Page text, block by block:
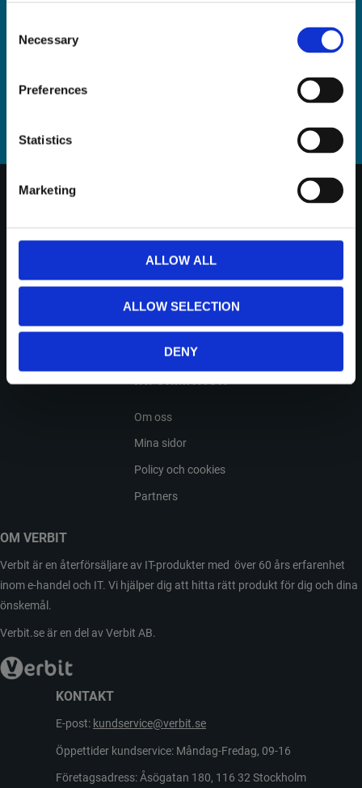
Selection
Necessary
Preferences
Statistics
Marketing
ALLOW ALL
ALLOW SELECTION
DENY
Köpvillkor
Hur handlar jag?
Reklamation och retur
INFORMATION
Om oss
Mina sidor
Policy och cookies
Partners
OM VERBIT
Verbit är en återförsäljare av IT-produkter med över 60 års erfarenhet
inom e-handel och IT. Vi hjälper dig att hitta rätt produkt för dig och dina
önskemål.
Verbit.se är en del av Verbit AB.
KONTAKT
E-post: kundservice@verbit.se
Öppettider kundservice: Måndag-Fredag, 09-16
Företagsadress: Åsögatan 180, 116 32 Stockholm